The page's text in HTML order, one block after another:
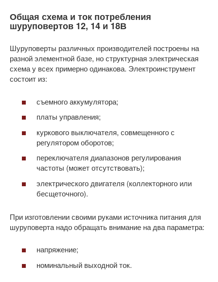
Общая схема и ток потребления
шуруповертов 12, 14 и 18В
Шуруповерты различных производителей построены на
разной элементной базе, но структурная электрическая
схема у всех примерно одинакова. Электроинструмент
состоит из:
съемного аккумулятора;
платы управления;
куркового выключателя, совмещенного с
регулятором оборотов;
переключателя диапазонов регулирования
частоты (может отсутствовать);
электрического двигателя (коллекторного или
бесщеточного).
При изготовлении своими руками источника питания для
шуруповерта надо обращать внимание на два параметра:
напряжение;
номинальный выходной ток.